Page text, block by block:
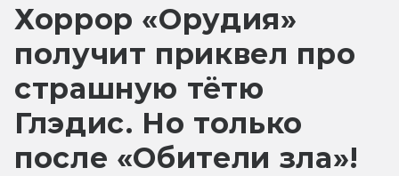
Хоррор «Орудия»
получит приквел про
страшную тётю
Глэдис. Но только
после «Обители зла»!